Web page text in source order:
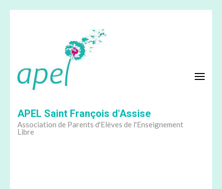
APEL Saint François d'Assise
Association de Parents d'Elèves de l'Enseignement
Libre